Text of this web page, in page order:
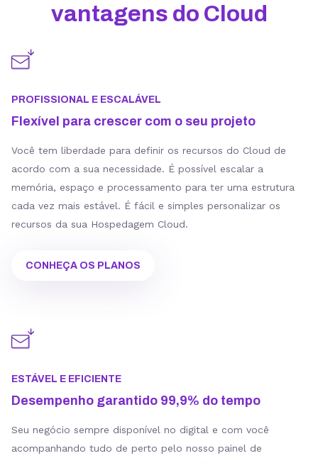
vantagens do Cloud
PROFISSIONAL E ESCALÁVEL
Flexível para crescer com o seu projeto
Você tem liberdade para definir os recursos do Cloud de
acordo com a sua necessidade. É possível escalar a
memória, espaço e processamento para ter uma estrutura
cada vez mais estável. É fácil e simples personalizar os
recursos da sua Hospedagem Cloud.
CONHEÇA OS PLANOS
ESTÁVEL E EFICIENTE
Desempenho garantido 99,9% do tempo
Seu negócio sempre disponível no digital e com você
acompanhando tudo de perto pelo nosso painel de